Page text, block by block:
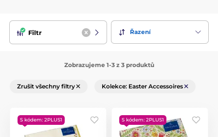
Filtr Řazení
Zobrazujeme 1-3 z 3 produktů
Zrušit všechny filtry Kolekce: Easter Accessoires
S kódem: 2PLUS1 S kódem: 2PLUS1